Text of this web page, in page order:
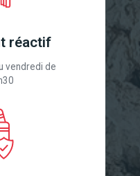
réactif
vendredi de